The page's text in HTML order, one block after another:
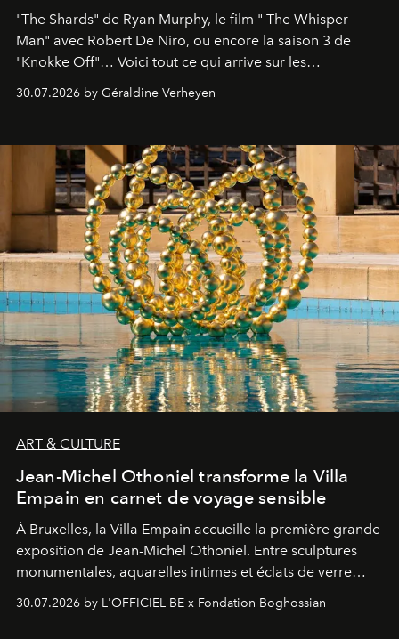
"The Shards" de Ryan Murphy, le film " The Whisper
Man" avec Robert De Niro, ou encore la saison 3 de
"Knokke Off"… Voici tout ce qui arrive sur les
plateformes de streaming en août 2026.
30.07.2026 by Géraldine Verheyen
ART & CULTURE
Jean-Michel Othoniel transforme la Villa
Empain en carnet de voyage sensible
À Bruxelles, la Villa Empain accueille la première grande
exposition de Jean-Michel Othoniel. Entre sculptures
monumentales, aquarelles intimes et éclats de verre
soufflé, l’artiste français compose un itinéraire
émotionnel où chaque œuvre devient le souvenir
30.07.2026 by L'OFFICIEL BE x Fondation Boghossian